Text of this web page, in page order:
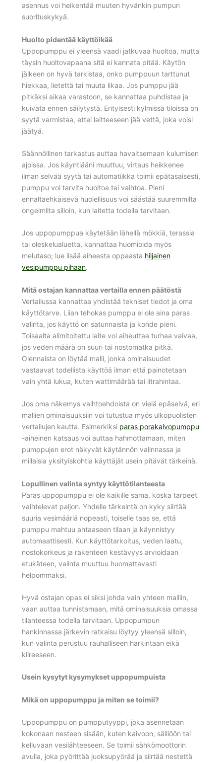
asennus voi heikentää muuten hyvänkin pumpun
suorituskykyä.
Huolto pidentää käyttöikää
Uppopumppu ei yleensä vaadi jatkuvaa huoltoa, mutta
täysin huoltovapaana sitä ei kannata pitää. Käytön
jälkeen on hyvä tarkistaa, onko pumppuun tarttunut
hiekkaa, lietettä tai muuta likaa. Jos pumppu jää
pitkäksi aikaa varastoon, se kannattaa puhdistaa ja
kuivata ennen säilytystä. Erityisesti kylmissä tiloissa on
syytä varmistaa, ettei laitteeseen jää vettä, joka voisi
jäätyä.
Säännöllinen tarkastus auttaa havaitsemaan kulumisen
ajoissa. Jos käyntiääni muuttuu, virtaus heikkenee
ilman selvää syytä tai automatiikka toimii epätasaisesti,
pumppu voi tarvita huoltoa tai vaihtoa. Pieni
ennaltaehkäisevä huolellisuus voi säästää suuremmilta
ongelmilta silloin, kun laitetta todella tarvitaan.
Jos uppopumppua käytetään lähellä mökkiä, terassia
tai oleskelualuetta, kannattaa huomioida myös
melutaso; lue lisää aiheesta oppaasta hiljainen
vesipumppu pihaan.
Mitä ostajan kannattaa vertailla ennen päätöstä
Vertailussa kannattaa yhdistää tekniset tiedot ja oma
käyttötarve. Liian tehokas pumppu ei ole aina paras
valinta, jos käyttö on satunnaista ja kohde pieni.
Toisaalta alimitoitettu laite voi aiheuttaa turhaa vaivaa,
jos veden määrä on suuri tai nostomatka pitkä.
Olennaista on löytää malli, jonka ominaisuudet
vastaavat todellista käyttöä ilman että painotetaan
vain yhtä lukua, kuten wattimäärää tai litrahintaa.
Jos oma näkemys vaihtoehdoista on vielä epäselvä, eri
mallien ominaisuuksiin voi tutustua myös ulkopuolisten
vertailujen kautta. Esimerkiksi paras porakaivopumppu
-aiheinen katsaus voi auttaa hahmottamaan, miten
pumppujen erot näkyvät käytännön valinnassa ja
millaisia yksityiskohtia käyttäjät usein pitävät tärkeinä.
Lopullinen valinta syntyy käyttötilanteesta
Paras uppopumppu ei ole kaikille sama, koska tarpeet
vaihtelevat paljon. Yhdelle tärkeintä on kyky siirtää
suuria vesimääriä nopeasti, toiselle taas se, että
pumppu mahtuu ahtaaseen tilaan ja käynnistyy
automaattisesti. Kun käyttötarkoitus, veden laatu,
nostokorkeus ja rakenteen kestävyys arvioidaan
etukäteen, valinta muuttuu huomattavasti
helpommaksi.
Hyvä ostajan opas ei siksi johda vain yhteen malliin,
vaan auttaa tunnistamaan, mitä ominaisuuksia omassa
tilanteessa todella tarvitaan. Uppopumpun
hankinnassa järkevin ratkaisu löytyy yleensä silloin,
kun valinta perustuu rauhalliseen harkintaan eikä
kiireeseen.
Usein kysytyt kysymykset uppopumpuista
Mikä on uppopumppu ja miten se toimii?
Uppopumppu on pumpputyyppi, joka asennetaan
kokonaan nesteen sisään, kuten kaivoon, säiliöön tai
kelluvaan vesilähteeseen. Se toimii sähkömoottorin
avulla, joka pyörittää juoksupyörää ja siirtää nestettä